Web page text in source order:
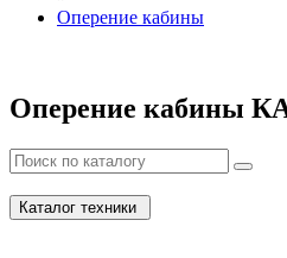
Оперение кабины
Оперение кабины
Каталог техники